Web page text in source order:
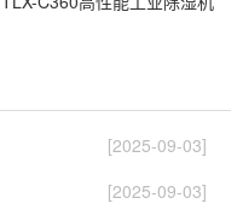
[2025-09-03]
[2025-09-03]